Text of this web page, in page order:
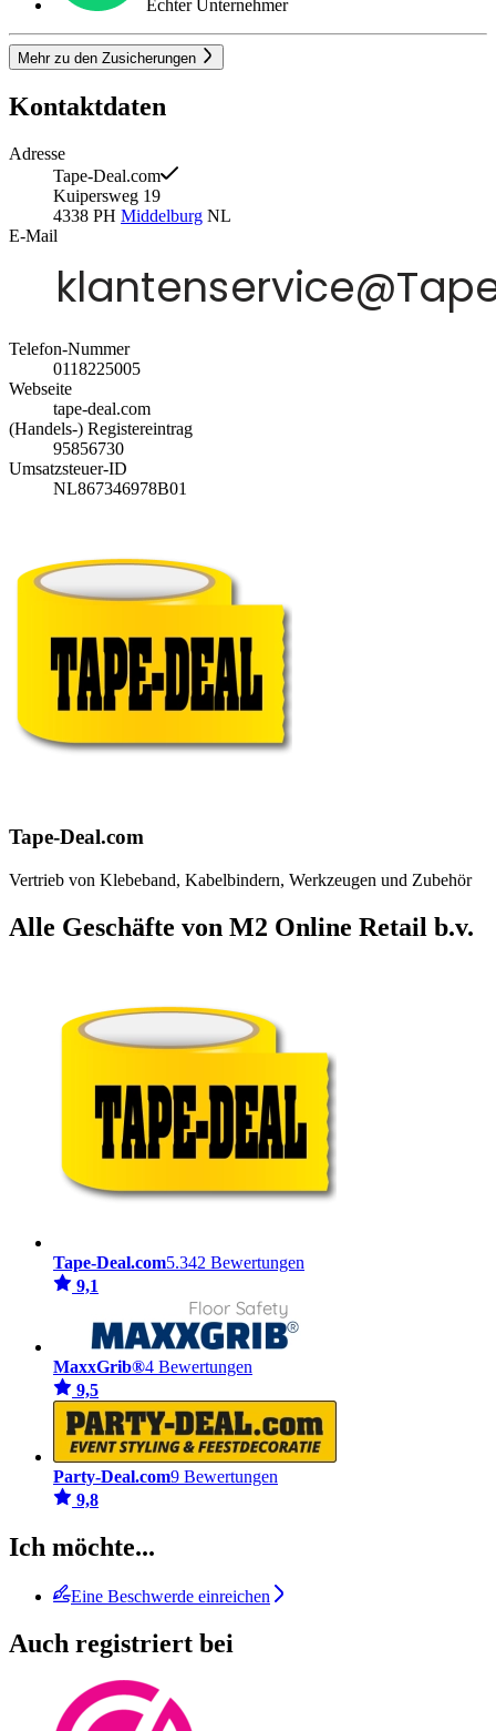
Echter Unternehmer
Mehr zu den Zusicherungen
Kontaktdaten
Adresse
Tape-Deal.com
Kuipersweg 19
4338 PH Middelburg NL
E-Mail
Telefon-Nummer
0118225005
Webseite
tape-deal.com
(Handels-) Registereintrag
95856730
Umsatzsteuer-ID
NL867346978B01
Tape-Deal.com
Vertrieb von Klebeband, Kabelbindern, Werkzeugen und Zubehör
Alle Geschäfte von M2 Online Retail b.v.
Tape-Deal.com5.342 Bewertungen
9,1
MaxxGrib®4 Bewertungen
9,5
Party-Deal.com9 Bewertungen
9,8
Ich möchte...
Eine Beschwerde einreichen
Auch registriert bei